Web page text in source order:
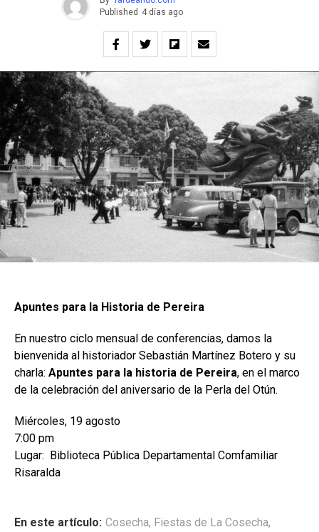
Published 4 días ago
Apuntes para la Historia de Pereira
En nuestro ciclo mensual de conferencias, damos la
bienvenida al historiador Sebastián Martínez Botero y su
charla: Apuntes para la historia de Pereira, en el marco
de la celebración del aniversario de la Perla del Otún.
Miércoles, 19 agosto
7:00 pm
Lugar: Biblioteca Pública Departamental Comfamiliar
Risaralda
En este artículo: Cosecha, Fiestas de La Cosecha,